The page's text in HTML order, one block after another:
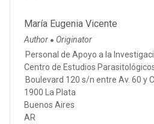
María Eugenia Vicente
Author ● Originator
Personal de Apoyo a la
Centro de Estudios
Boulevard 120 s/n entre Av. 60 y
1900 La Plata
Buenos Aires
AR